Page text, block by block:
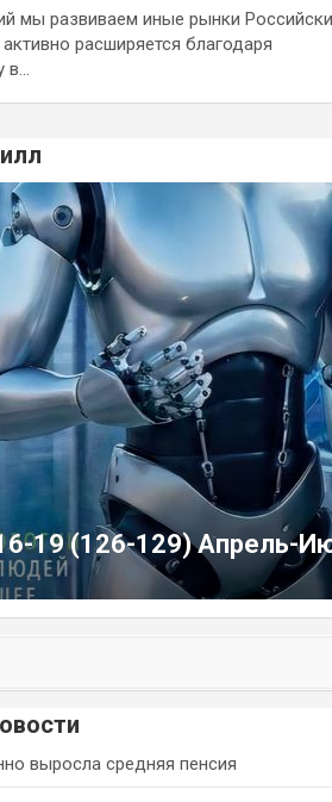
мы развиваем иные рынки
расширяется благодаря
в…
19 (126-129) Апрель-
выросла средняя пенсия